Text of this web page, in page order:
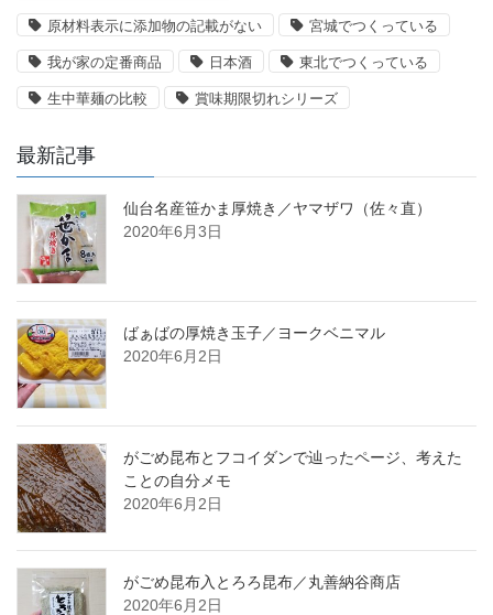
原材料表示に添加物の記載がない 宮城でつくっている
我が家の定番商品 日本酒 東北でつくっている
生中華麺の比較 賞味期限切れシリーズ
最新記事
仙台名産笹かま厚焼き／ヤマザワ（佐々直）
2020年6月3日
ばぁばの厚焼き玉子／ヨークベニマル
2020年6月2日
がごめ昆布とフコイダンで辿ったページ、考えた
ことの自分メモ
2020年6月2日
がごめ昆布入とろろ昆布／丸善納谷商店
2020年6月2日